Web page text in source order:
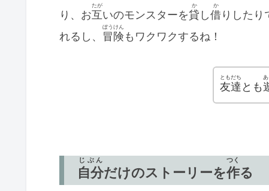
り、お互
たが
いのモンスターを貸
か
し借
か
りしたり
れるし、 冒険
ぼうけん
もワクワクするね！
友達
ともだち
とも
自分
じぶん
だけのストーリーを作
つく
る